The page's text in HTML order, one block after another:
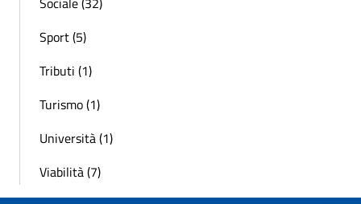
Sport (5)
Tributi (1)
Turismo (1)
Università (1)
Viabilità (7)